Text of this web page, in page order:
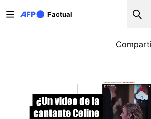
Factual
Solapas principales